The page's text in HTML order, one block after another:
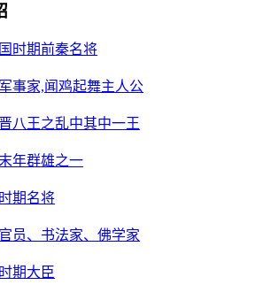
时期前秦名将
事家,闻鸡起舞主人公
八王之乱中其中一王
年群雄之一
期名将
员、书法家、佛学家
期大臣